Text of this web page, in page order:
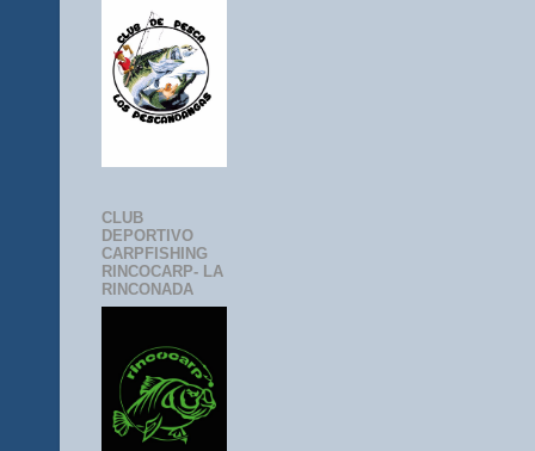
CLUB
DEPORTIVO
CARPFISHING
RINCOCARP- LA
RINCONADA